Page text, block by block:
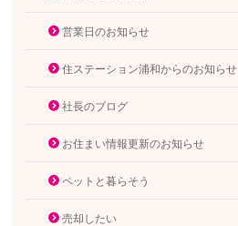
営業日のお知らせ
住ステーション浦和からのお知らせ
社長のブログ
お住まい情報更新のお知らせ
ペットと暮らそう
売却したい